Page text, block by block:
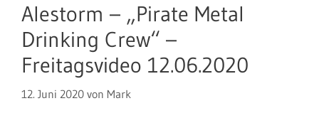
Alestorm – „Pirate Metal
Drinking Crew“ –
Freitagsvideo 12.06.2020
12. Juni 2020 von Mark